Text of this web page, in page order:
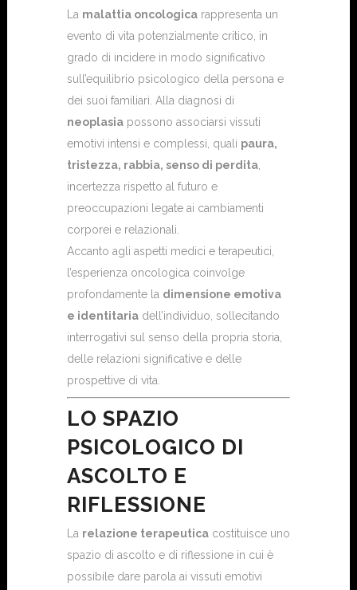
La malattia oncologica rappresenta un
evento di vita potenzialmente critico, in
grado di incidere in modo significativo
sull’equilibrio psicologico della persona e
dei suoi familiari. Alla diagnosi di
neoplasia possono associarsi vissuti
emotivi intensi e complessi, quali paura,
tristezza, rabbia, senso di perdita
incertezza rispetto al futuro e
preoccupazioni legate ai cambiamenti
corporei e relazionali.
Accanto agli aspetti medici e terapeutici,
l’esperienza oncologica coinvolge
profondamente la dimensione emotiva
e identitaria dell’individuo, sollecitando
interrogativi sul senso della propria storia,
delle relazioni significative e delle
prospettive di vita.
LO SPAZIO
PSICOLOGICO DI
ASCOLTO E
RIFLESSIONE
La relazione terapeutica costituisce uno
spazio di ascolto e di riflessione in cui è
possibile dare parola ai vissuti emotivi